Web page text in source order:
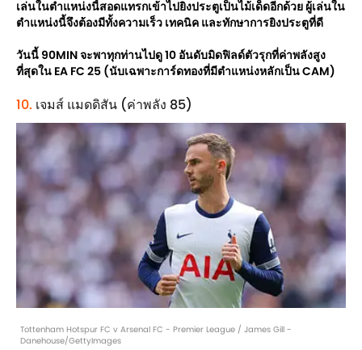
เล่นในตำแหน่งนี้สอดแทรกเข้าไปยิงประตูเป็นไม้เด็ดอีกด้วย ผู้เล่นใน
ตำแหน่งนี้จึงต้องมีทั้งความเร็ว เทคนิค และทักษาการยิงประตูที่ดี
วันนี้ 90MIN จะพาทุกท่านไปดู 10 อันดับมิดฟิลด์ตัวรุกที่ค่าพลังสูง
ที่สุดใน EA FC 25 (นับเฉพาะการ์ดทองที่มีตำแหน่งหลักเป็น CAM)
10. เจมส์ แมดดิสัน (ค่าพลัง 85)
Tottenham Hotspur FC v Arsenal FC - Premier League / James Gill -
Danehouse/GettyImages